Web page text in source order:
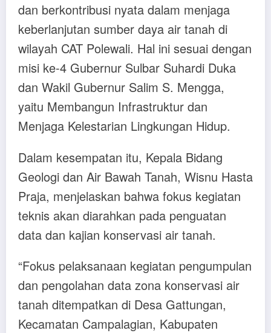
dan berkontribusi nyata dalam menjaga
keberlanjutan sumber daya air tanah di
wilayah CAT Polewali. Hal ini sesuai dengan
misi ke-4 Gubernur Sulbar Suhardi Duka
dan Wakil Gubernur Salim S. Mengga,
yaitu Membangun Infrastruktur dan
Menjaga Kelestarian Lingkungan Hidup.
Dalam kesempatan itu, Kepala Bidang
Geologi dan Air Bawah Tanah, Wisnu Hasta
Praja, menjelaskan bahwa fokus kegiatan
teknis akan diarahkan pada penguatan
data dan kajian konservasi air tanah.
“Fokus pelaksanaan kegiatan pengumpulan
dan pengolahan data zona konservasi air
tanah ditempatkan di Desa Gattungan,
Kecamatan Campalagian, Kabupaten